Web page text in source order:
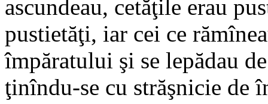
ascundeau, cetăţile erau
pustietăţi, iar cei ce
împăratului şi se lepădau
ţinîndu-se cu străşnicie de